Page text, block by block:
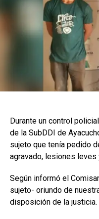
Durante un control
de la SubDDI de
sujeto que tenía pedido
agravado, lesiones leves
Según informó el
sujeto- oriundo de
disposición de la justicia.